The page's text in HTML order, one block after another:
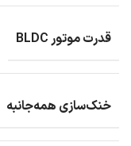
قدرت موتور BLDC
خنک‌سازی همه‌جانبه